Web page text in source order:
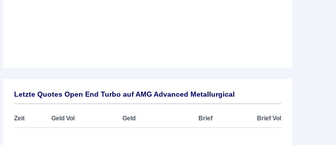
Letzte Quotes Open End Turbo auf AMG Advanced Metallurgical
Zeit Geld Vol Geld Brief Brief Vol